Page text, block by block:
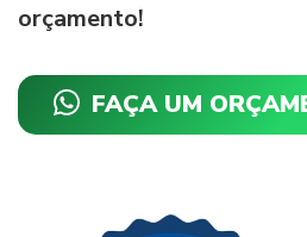
orçamento!
FAÇA UM